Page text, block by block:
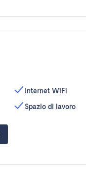
Internet WiFi
Spazio di lavoro